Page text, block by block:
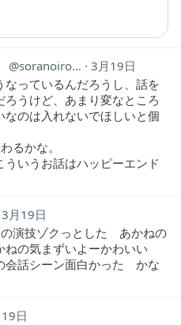
soranoiro1205
3月19日
なっているんだろうし、話を
うけど、あまり変なところ
なのは入れないでほしいと個
るかな。
いうお話はハッピーエンド
3月19日
演技ゾクっとした あかねの
の気まずいよーかわいい
会話シーン面白かった かな
日